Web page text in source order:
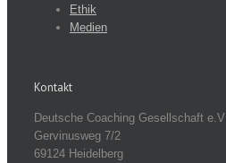
Ethik
Medien
Kontakt
Deutsche Coaching Gesellschaft e.V
Gervinusweg 7/2
69124 Heidelberg